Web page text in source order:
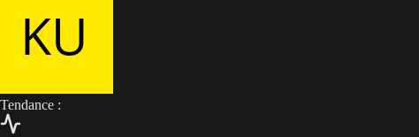
Tendance :